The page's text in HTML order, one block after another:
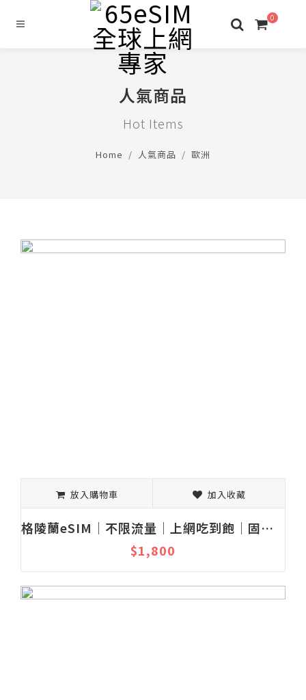
0
人氣商品
Hot Items
Home 人氣商品 歐洲
放入購物車 加入收藏
格陵蘭eSIM│不限流量│上網吃到飽│固定流量
$1,800